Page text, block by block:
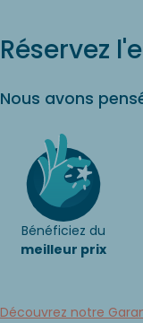
Réservez
Nous avons
Bénéficiez du
meilleur prix
Découvrez notre